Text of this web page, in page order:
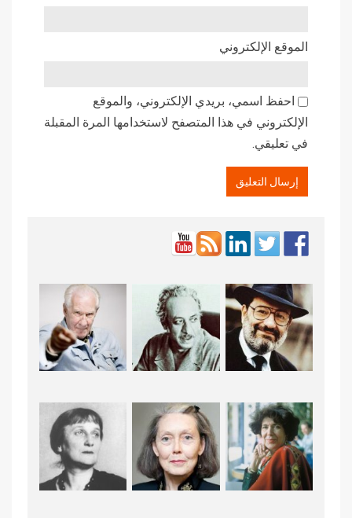
الموقع الإلكتروني
احفظ اسمي، بريدي الإلكتروني، والموقع
الإلكتروني في هذا المتصفح لاستخدامها المرة المقبلة
في تعليقي.